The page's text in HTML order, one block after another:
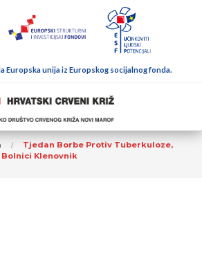
Europska unija iz Europskog socijalnog fonda.
Tjedan Borbe Protiv Tuberkuloze,
Bolnici Klenovnik